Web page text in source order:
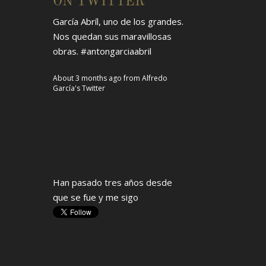
Han pasado tres años desde
emocionando con esta foto
junto a la soprano